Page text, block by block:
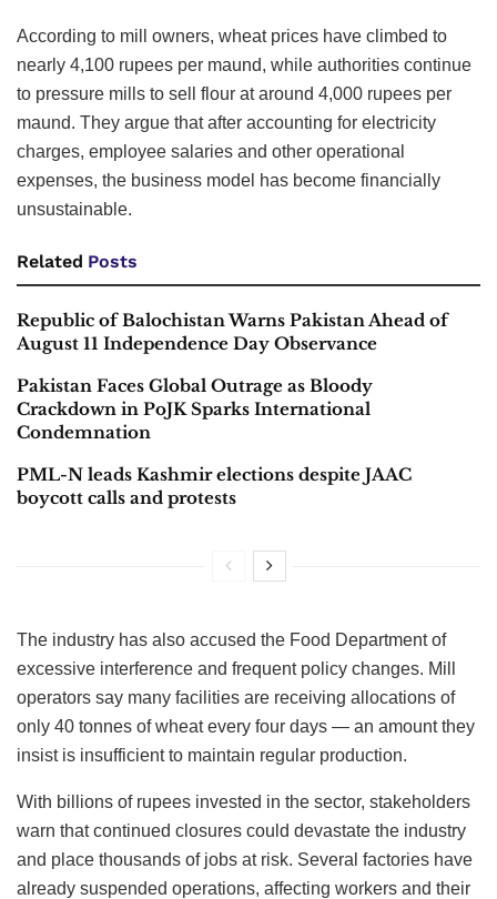
According to mill owners, wheat prices have climbed to
nearly 4,100 rupees per maund, while authorities continue
to pressure mills to sell flour at around 4,000 rupees per
maund. They argue that after accounting for electricity
charges, employee salaries and other operational
expenses, the business model has become financially
unsustainable.
Related Posts
Republic of Balochistan Warns Pakistan Ahead of
August 11 Independence Day Observance
Pakistan Faces Global Outrage as Bloody
Crackdown in PoJK Sparks International
Condemnation
PML-N leads Kashmir elections despite JAAC
boycott calls and protests
The industry has also accused the Food Department of
excessive interference and frequent policy changes. Mill
operators say many facilities are receiving allocations of
only 40 tonnes of wheat every four days — an amount they
insist is insufficient to maintain regular production.
With billions of rupees invested in the sector, stakeholders
warn that continued closures could devastate the industry
and place thousands of jobs at risk. Several factories have
already suspended operations, affecting workers and their